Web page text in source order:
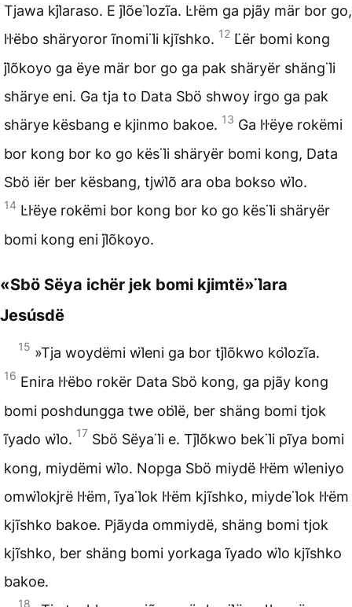
Tjawa kjl̈araso. E jl̈õe l̈ozĩa. L̇l̇ëm ga pjãy mär bor go,
l̇l̇ëbo shäryoror ĩnomi l̈i kjĩshko. 12 L̈ër bomi kong
jl̈õkoyo ga ëye mär bor go ga pak shäryër shäng l̈i
shärye eni. Ga tja to Data Sbö shwoy irgo ga pak
shärye kësbang e kjinmo bakoe. 13 Ga l̇l̇ëye rokëmi
bor kong bor ko go kës l̈i shäryër bomi kong, Data
Sbö iër ber kësbang, tjwl̈õ ara oba bokso wl̈o.
14 L̇l̇ëye rokëmi bor kong bor ko go kës l̈i shäryër
bomi kong eni jl̈õkoyo.
«Sbö Sëya ichër jek bomi kjimtë» l̈ara
Jesúsdë
15 »Tja woydëmi wl̈eni ga bor tjl̈õkwo kol̈ozĩa.
16 Enira l̇l̇ëbo rokër Data Sbö kong, ga pjãy kong
bomi poshdungga twe obl̈ë, ber shäng bomi tjok
ĩyado wl̈o. 17 Sbö Sëya l̈i e. Tjl̈õkwo bek l̈i pĩya bomi
kong, miydëmi wl̈o. Nopga Sbö miydë l̇l̇ëm wl̈eniyo
omwl̈okjrë l̇l̇ëm, ĩya l̈ok l̇l̇ëm kjĩshko, miyde l̈ok l̇l̇ëm
kjĩshko bakoe. Pjãyda ommiydë, shäng bomi tjok
kjĩshko, ber shäng bomi yorkaga ĩyado wl̈o kjĩshko
bakoe.
18